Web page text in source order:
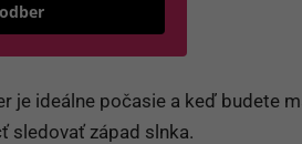
je ideálne počasie a keď budete
sledovať západ slnka.